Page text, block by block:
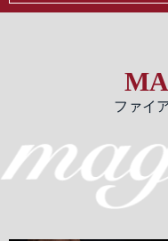
ファイ